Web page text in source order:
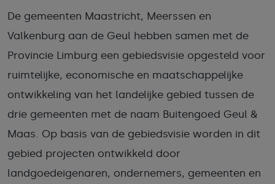
De gemeenten Maastricht, Meerssen en
Valkenburg aan de Geul hebben samen met de
Provincie Limburg een gebiedsvisie opgesteld voor
ruimtelijke, economische en maatschappelijke
ontwikkeling van het landelijke gebied tussen de
drie gemeenten met de naam Buitengoed Geul &
Maas. Op basis van de gebiedsvisie worden in dit
gebied projecten ontwikkeld door
landgoedeigenaren, ondernemers, gemeenten en